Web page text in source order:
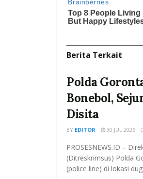
Berita Terkait
Polda
Bonebol,
Disita
BY EDITOR 30 JUL 2026
PROSESNEWS.ID –
(Ditreskrimsus) Polda
(police line) di lokasi